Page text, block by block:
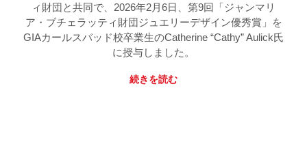
ィ財団と共同で、2026年2月6日、第9回「ジャンマリ
ア・ブチェラッティ財団ジュエリーデザイン優秀賞」を
GIAカールスバッド校卒業生のCatherine “Cathy” Aulick氏
に授与しました。
続きを読む